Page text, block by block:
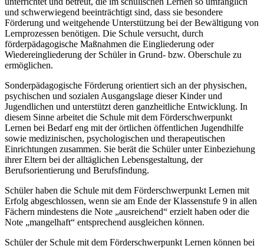
und schwerwiegend beeinträchtigt sind, dass sie besondere
Förderung und weitgehende Unterstützung bei der Bewältigung von
Lernprozessen benötigen. Die Schule versucht, durch
förderpädagogische Maßnahmen die Eingliederung oder
Wiedereingliederung der Schüler in Grund- bzw. Oberschule zu
ermöglichen.
Sonderpädagogische Förderung orientiert sich an der physischen,
psychischen und sozialen Ausgangslage dieser Kinder und
Jugendlichen und unterstützt deren ganzheitliche Entwicklung. In
diesem Sinne arbeitet die Schule mit dem Förderschwerpunkt
Lernen bei Bedarf eng mit der örtlichen öffentlichen Jugendhilfe
sowie medizinischen, psychologischen und therapeutischen
Einrichtungen zusammen. Sie berät die Schüler unter Einbeziehung
ihrer Eltern bei der alltäglichen Lebensgestaltung, der
Berufsorientierung und Berufsfindung.
Schüler haben die Schule mit dem Förderschwerpunkt Lernen mit
Erfolg abgeschlossen, wenn sie am Ende der Klassenstufe 9 in allen
Fächern mindestens die Note „ausreichend“ erzielt haben oder die
Note „mangelhaft“ entsprechend ausgleichen können.
Schüler der Schule mit dem Förderschwerpunkt Lernen können bei